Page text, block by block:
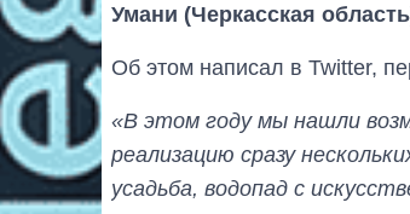
Умани (Черкасская
Об этом написал в Twitter,
«В этом году мы нашли
реализацию сразу
усадьба, водопад с